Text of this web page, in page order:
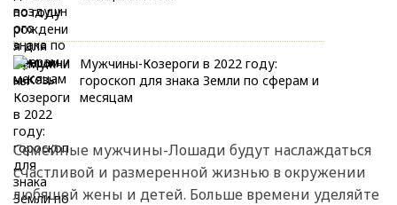
Мужчины-Козероги в 2022 году:
гороскоп для знака Земли по сферам и
месяцам
Семейные мужчины-Лошади будут наслаждаться
счастливой и размеренной жизнью в окружении
любящей жены и детей. Больше времени уделяйте